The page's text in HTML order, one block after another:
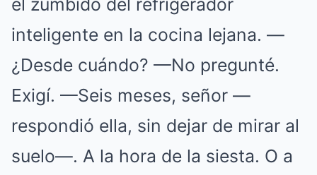
el zumbido del refrigerador
inteligente en la cocina lejana. —
¿Desde cuándo? —No pregunté.
Exigí. —Seis meses, señor —
respondió ella, sin dejar de mirar al
suelo—. A la hora de la siesta. O a